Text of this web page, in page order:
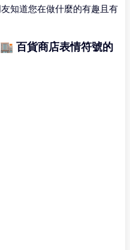
知道您在做什麼的有趣且有
百貨商店表情符號的